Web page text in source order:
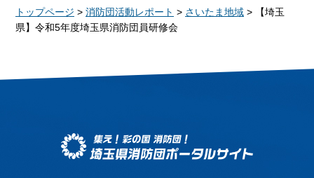
トップページ > 消防団活動レポート > さいたま地域 > 【埼玉
県】令和5年度埼玉県消防団員研修会